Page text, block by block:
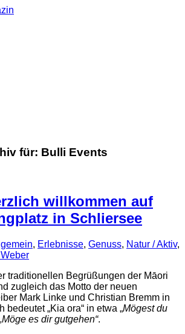
für: Bulli Events
willkommen auf
in Schliersee
, Erlebnisse, Genuss, Natur / Aktiv,
traditionellen Begrüßungen der Māori
zugleich das Motto der neuen
Mark Linke und Christian Bremm in
bedeutet „Kia ora“ in etwa „Mögest du
es dir gutgehen“.